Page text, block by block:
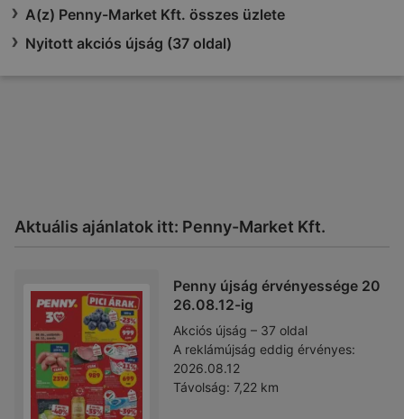
A(z) Penny-Market Kft. összes üzlete
Nyitott akciós újság (37 oldal)
Aktuális ajánlatok itt: Penny-Market Kft.
Penny újság érvényessége 20
26.08.12-ig
Akciós újság – 37 oldal
A reklámújság eddig érvényes:
2026.08.12
Távolság: 7,22 km